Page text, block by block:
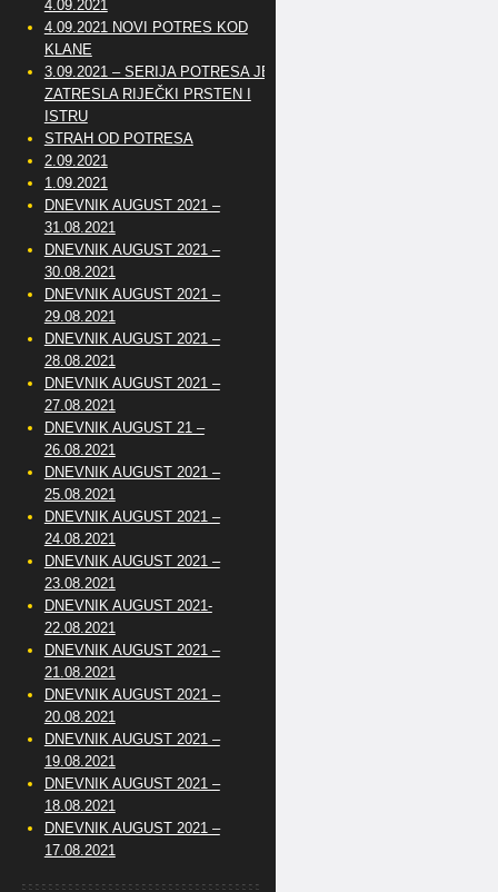
4.09.2021
4.09.2021 NOVI POTRES KOD
KLANE
3.09.2021 – SERIJA POTRESA JE
ZATRESLA RIJEČKI PRSTEN I
ISTRU
STRAH OD POTRESA
2.09.2021
1.09.2021
DNEVNIK AUGUST 2021 –
31.08.2021
DNEVNIK AUGUST 2021 –
30.08.2021
DNEVNIK AUGUST 2021 –
29.08.2021
DNEVNIK AUGUST 2021 –
28.08.2021
DNEVNIK AUGUST 2021 –
27.08.2021
DNEVNIK AUGUST 21 –
26.08.2021
DNEVNIK AUGUST 2021 –
25.08.2021
DNEVNIK AUGUST 2021 –
24.08.2021
DNEVNIK AUGUST 2021 –
23.08.2021
DNEVNIK AUGUST 2021-
22.08.2021
DNEVNIK AUGUST 2021 –
21.08.2021
DNEVNIK AUGUST 2021 –
20.08.2021
DNEVNIK AUGUST 2021 –
19.08.2021
DNEVNIK AUGUST 2021 –
18.08.2021
DNEVNIK AUGUST 2021 –
17.08.2021